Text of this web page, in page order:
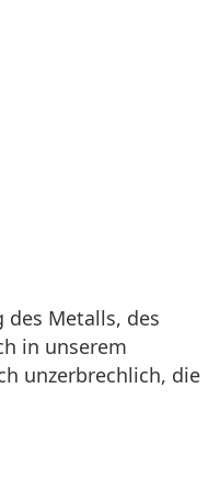
Metalls, des
in unserem
unzerbrechlich, die